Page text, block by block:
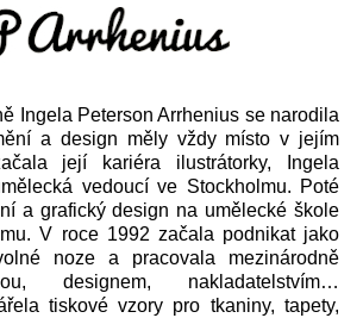
Ingela Peterson Arrhenius se narodila
a design měly vždy místo v jejím
její kariéra ilustrátorky, Ingela
vedoucí ve Stockholmu. Poté
a grafický design na umělecké škole
V roce 1992 začala podnikat jako
noze a pracovala mezinárodně
designem, nakladatelstvím…
tiskové vzory pro tkaniny, tapety,